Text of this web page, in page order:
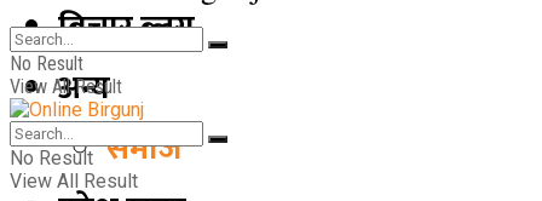
बिचार ब्लग
अन्य
समाज
No Result
View All Result
No Result
View All Result